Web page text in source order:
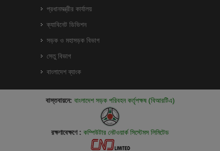
প্রধানমন্ত্রীর কার্যালয়
ক্যাবিনেট ডিভিশন
সড়ক ও মহাসড়ক বিভাগ
সেতু বিভাগ
বাংলাদেশ ব্যাংক
বাস্তবায়নে: বাংলাদেশ সড়ক পরিবহন কর্তৃপক্ষ (বিআরটিএ)
রক্ষণাবেক্ষণে : কম্পিউটার নেটওয়ার্ক সিস্টেমস লিমিটেড